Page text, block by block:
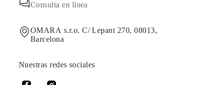
Consulta en línea
OMARA s.r.o. C/ Lepant 270, 08013,
Barcelona
Nuestras redes sociales